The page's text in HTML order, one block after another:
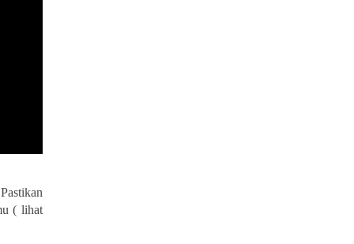
( lihat